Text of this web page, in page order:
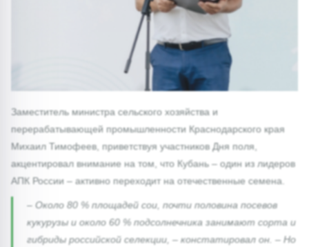
Заместитель министра сельского хозяйства и
перерабатывающей промышленности Краснодарского края
Михаил Тимофеев, приветствуя участников Дня поля,
акцентировал внимание на том, что Кубань – один из лидеров
АПК России – активно переходит на отечественные семена.
– Около 80 % площадей сои, почти половина посевов
кукурузы и около 60 % подсолнечника занимают сорта и
гибриды российской селекции, – констатировал он. – Но